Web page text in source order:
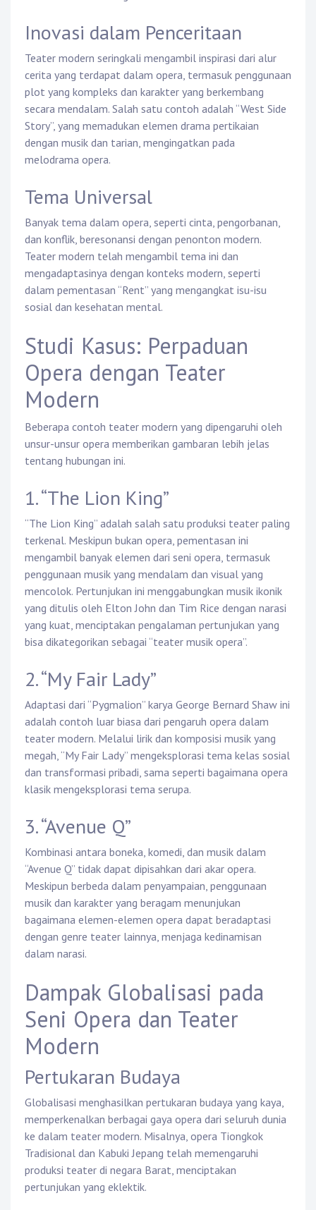
Inovasi dalam Penceritaan
Teater modern seringkali mengambil inspirasi dari alur
cerita yang terdapat dalam opera, termasuk penggunaan
plot yang kompleks dan karakter yang berkembang
secara mendalam. Salah satu contoh adalah “West Side
Story”, yang memadukan elemen drama pertikaian
dengan musik dan tarian, mengingatkan pada
melodrama opera.
Tema Universal
Banyak tema dalam opera, seperti cinta, pengorbanan,
dan konflik, beresonansi dengan penonton modern.
Teater modern telah mengambil tema ini dan
mengadaptasinya dengan konteks modern, seperti
dalam pementasan “Rent” yang mengangkat isu-isu
sosial dan kesehatan mental.
Studi Kasus: Perpaduan
Opera dengan Teater
Modern
Beberapa contoh teater modern yang dipengaruhi oleh
unsur-unsur opera memberikan gambaran lebih jelas
tentang hubungan ini.
1. “The Lion King”
“The Lion King” adalah salah satu produksi teater paling
terkenal. Meskipun bukan opera, pementasan ini
mengambil banyak elemen dari seni opera, termasuk
penggunaan musik yang mendalam dan visual yang
mencolok. Pertunjukan ini menggabungkan musik ikonik
yang ditulis oleh Elton John dan Tim Rice dengan narasi
yang kuat, menciptakan pengalaman pertunjukan yang
bisa dikategorikan sebagai “teater musik opera”.
2. “My Fair Lady”
Adaptasi dari “Pygmalion” karya George Bernard Shaw ini
adalah contoh luar biasa dari pengaruh opera dalam
teater modern. Melalui lirik dan komposisi musik yang
megah, “My Fair Lady” mengeksplorasi tema kelas sosial
dan transformasi pribadi, sama seperti bagaimana opera
klasik mengeksplorasi tema serupa.
3. “Avenue Q”
Kombinasi antara boneka, komedi, dan musik dalam
“Avenue Q” tidak dapat dipisahkan dari akar opera.
Meskipun berbeda dalam penyampaian, penggunaan
musik dan karakter yang beragam menunjukan
bagaimana elemen-elemen opera dapat beradaptasi
dengan genre teater lainnya, menjaga kedinamisan
dalam narasi.
Dampak Globalisasi pada
Seni Opera dan Teater
Modern
Pertukaran Budaya
Globalisasi menghasilkan pertukaran budaya yang kaya,
memperkenalkan berbagai gaya opera dari seluruh dunia
ke dalam teater modern. Misalnya, opera Tiongkok
Tradisional dan Kabuki Jepang telah memengaruhi
produksi teater di negara Barat, menciptakan
pertunjukan yang eklektik.